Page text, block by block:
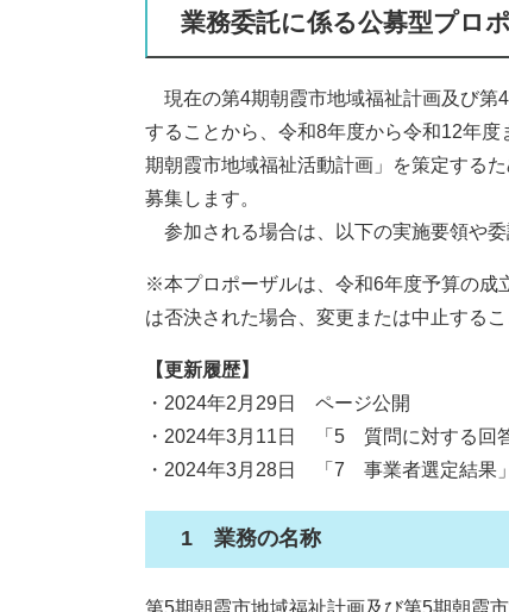
業務委託に係る公募型プロ
現在の第4期朝霞市地域福祉計画及び第
することから、令和8年度から令和12年
期朝霞市地域福祉活動計画」を策定する
募集します。
参加される場合は、以下の実施要領や委
※本プロポーザルは、令和6年度予算の成
は否決された場合、変更または中止するこ
【更新履歴】
・2024年2月29日 ページ公開
・2024年3月11日 「5 質問に対する回
・2024年3月28日 「7 事業者選定結果
1 業務の名称